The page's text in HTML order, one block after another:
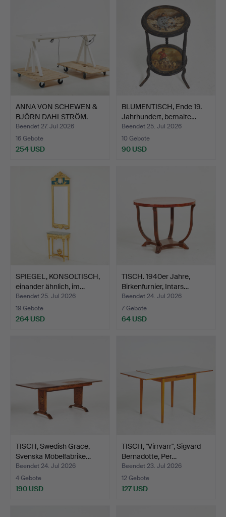
ANNA VON SCHEWEN &
BJÖRN DAHLSTRÖM.
Schrei…
Beendet 27. Jul 2026
16 Gebote
254 USD
BLUMENTISCH, Ende 19.
Jahrhundert, bemalte…
Beendet 25. Jul 2026
10 Gebote
90 USD
SPIEGEL, KONSOLTISCH,
einander ähnlich, im…
Beendet 25. Jul 2026
19 Gebote
264 USD
TISCH. 1940er Jahre,
Birkenfurnier, Intars…
Beendet 24. Jul 2026
7 Gebote
64 USD
TISCH, Swedish Grace,
Svenska Möbelfabrike…
Beendet 24. Jul 2026
4 Gebote
190 USD
TISCH, "Virrvarr", Sigvard
Bernadotte, Per…
Beendet 23. Jul 2026
12 Gebote
127 USD